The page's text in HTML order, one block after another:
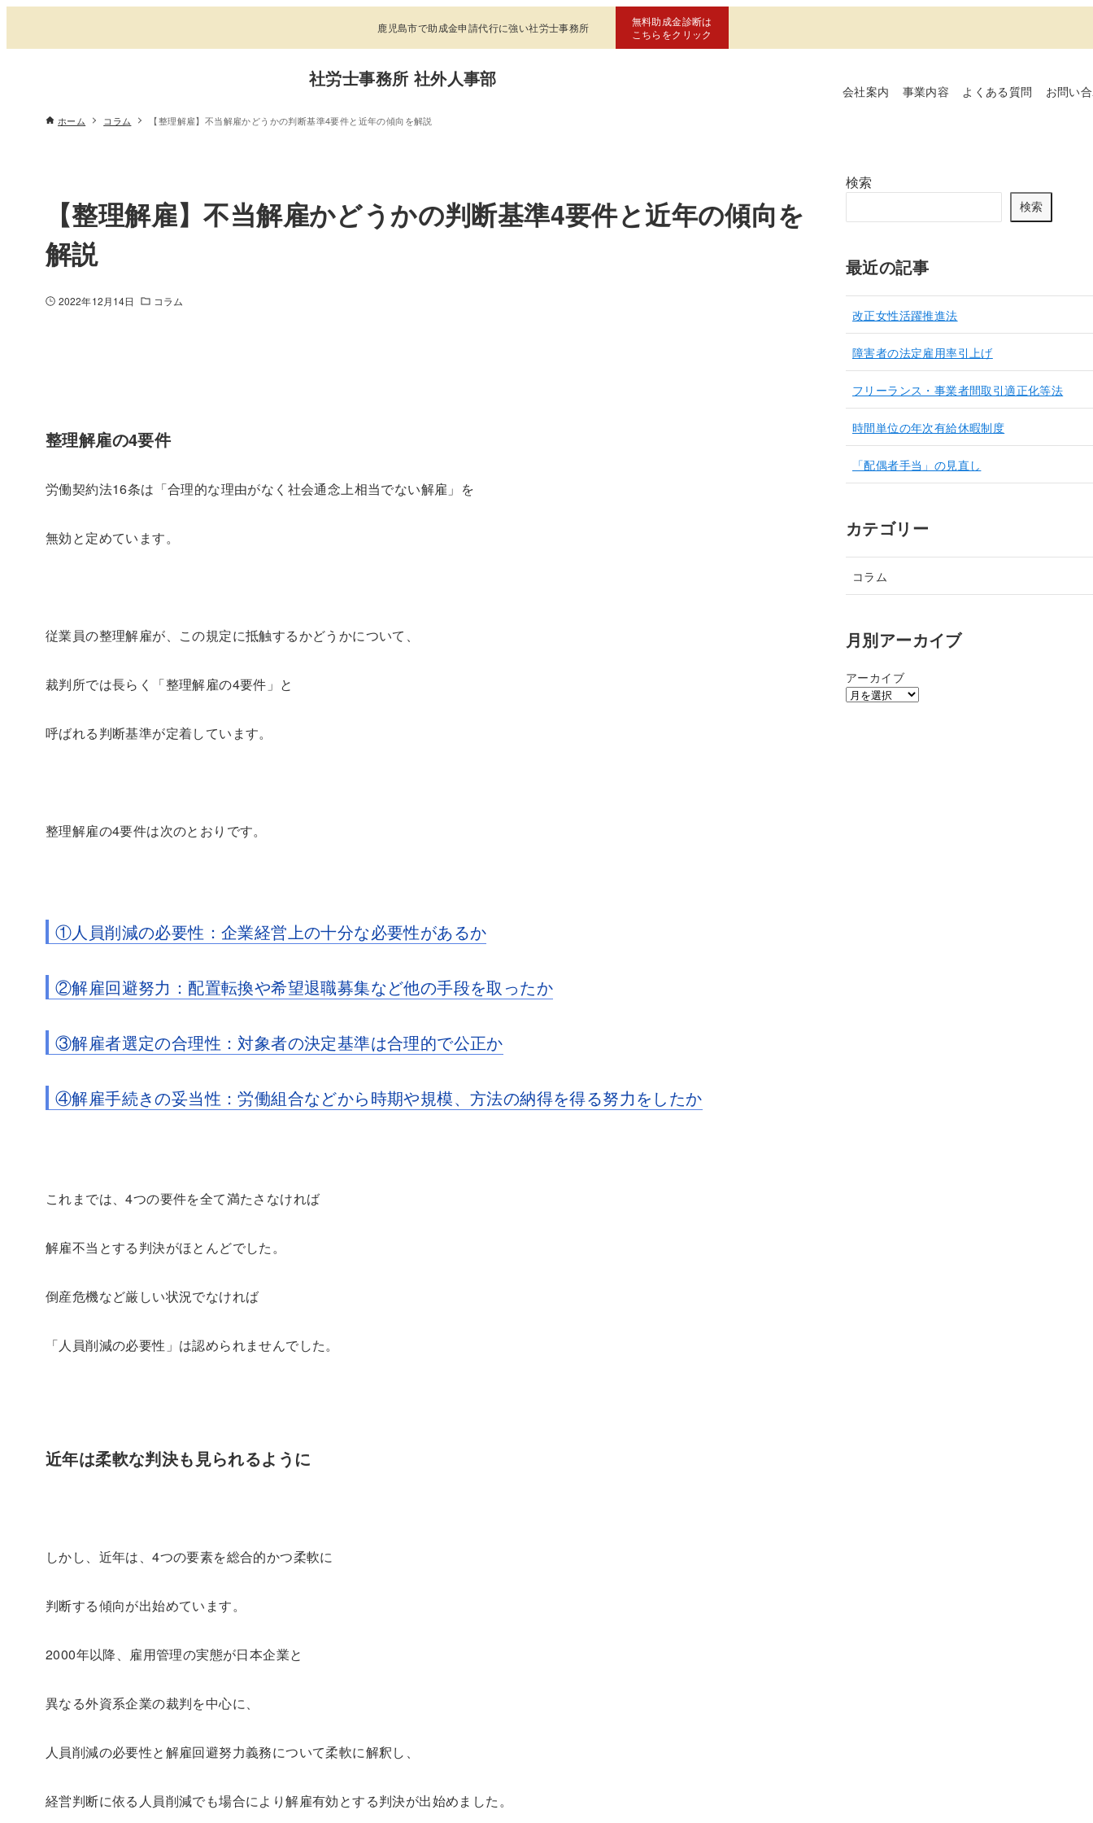
鹿児島市で助成金申請代行に強い社労士事務所
無料助成金診断は
こちらをクリック
社労士事務所 社外人事部
会社案内 事業内容 よくある質問 お問い
ホーム コラム 【整理解雇】不当解雇かどうかの判断基準4要件と近年の傾向を解説
【整理解雇】不当解雇かどうかの判断基準4要件と近年の傾向を
解説
2022年12月14日 コラム
整理解雇の4要件
労働契約法16条は「合理的な理由がなく社会通念上相当でない解雇」を
無効と定めています。
従業員の整理解雇が、この規定に抵触するかどうかについて、
裁判所では長らく「整理解雇の4要件」と
呼ばれる判断基準が定着しています。
整理解雇の4要件は次のとおりです。
①人員削減の必要性：企業経営上の十分な必要性があるか
②解雇回避努力：配置転換や希望退職募集など他の手段を取ったか
③解雇者選定の合理性：対象者の決定基準は合理的で公正か
④解雇手続きの妥当性：労働組合などから時期や規模、方法の納得を得る努力をしたか
これまでは、4つの要件を全て満たさなければ
解雇不当とする判決がほとんどでした。
倒産危機など厳しい状況でなければ
「人員削減の必要性」は認められませんでした。
近年は柔軟な判決も見られるように
しかし、近年は、4つの要素を総合的かつ柔軟に
判断する傾向が出始めています。
2000年以降、雇用管理の実態が日本企業と
異なる外資系企業の裁判を中心に、
人員削減の必要性と解雇回避努力義務について柔軟に解釈し、
経営判断に依る人員削減でも場合により解雇有効とする判決が出始めました。
検索
検索
最近の記事
改正女性活躍推進法
障害者の法定雇用率引上げ
フリーランス・事業者間取引適正化等法
時間単位の年次有給休暇制度
「配偶者手当」の見直し
カテゴリー
コラム
月別アーカイブ
アーカイブ